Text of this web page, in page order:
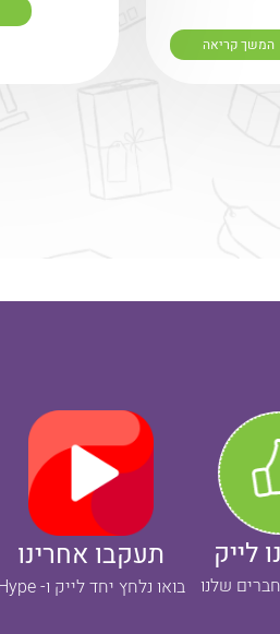
המשך קריאה
לייק
שלנו
תעקבו אחרינו
בואו נלחץ יחד לייק ו- Hype